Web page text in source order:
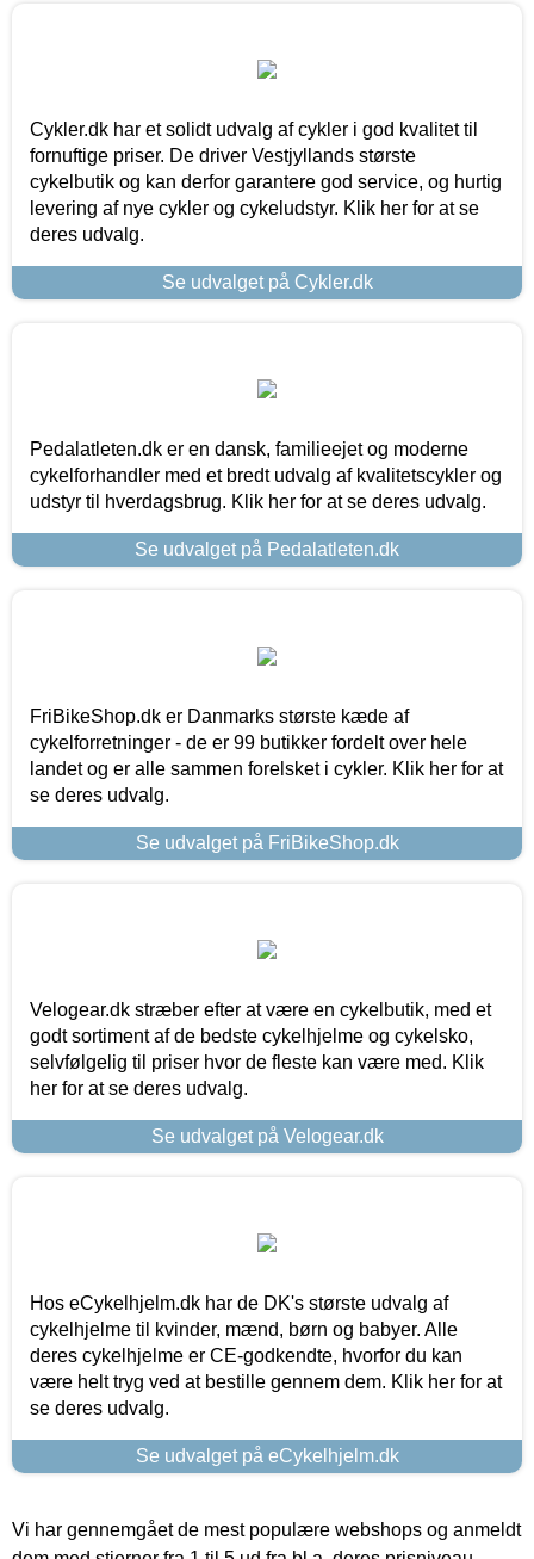
Cykler.dk har et solidt udvalg af cykler i god kvalitet til
fornuftige priser. De driver Vestjyllands største
cykelbutik og kan derfor garantere god service, og hurtig
levering af nye cykler og cykeludstyr. Klik her for at se
deres udvalg.
Se udvalget på Cykler.dk
Pedalatleten.dk er en dansk, familieejet og moderne
cykelforhandler med et bredt udvalg af kvalitetscykler og
udstyr til hverdagsbrug. Klik her for at se deres udvalg.
Se udvalget på Pedalatleten.dk
FriBikeShop.dk er Danmarks største kæde af
cykelforretninger - de er 99 butikker fordelt over hele
landet og er alle sammen forelsket i cykler. Klik her for at
se deres udvalg.
Se udvalget på FriBikeShop.dk
Velogear.dk stræber efter at være en cykelbutik, med et
godt sortiment af de bedste cykelhjelme og cykelsko,
selvfølgelig til priser hvor de fleste kan være med. Klik
her for at se deres udvalg.
Se udvalget på Velogear.dk
Hos eCykelhjelm.dk har de DK's største udvalg af
cykelhjelme til kvinder, mænd, børn og babyer. Alle
deres cykelhjelme er CE-godkendte, hvorfor du kan
være helt tryg ved at bestille gennem dem. Klik her for at
se deres udvalg.
Se udvalget på eCykelhjelm.dk
Vi har gennemgået de mest populære webshops og anmeldt